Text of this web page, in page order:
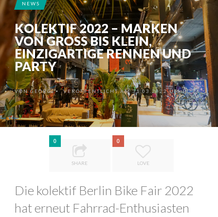
NEWS
KOLEKTIF 2022 – MARKEN
VON GROSS BIS KLEIN, E
INZIGARTIGE RENNEN UND P
ARTY
VONGEORG •VERÖFFENTLICHT AM 31.03.2022 UM 11:21
0
SHARE
0
LOVE
Die kolektif Berlin Bike Fair 2022
hat erneut Fahrrad-Enthusiasten